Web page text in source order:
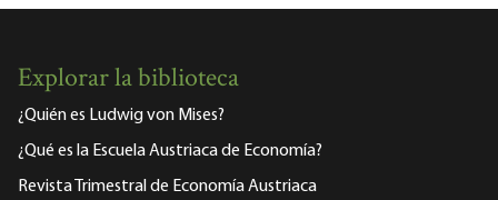
Explorar la biblioteca
¿Quién es Ludwig von Mises?
¿Qué es la Escuela Austriaca de Economía?
Revista Trimestral de Economía Austriaca